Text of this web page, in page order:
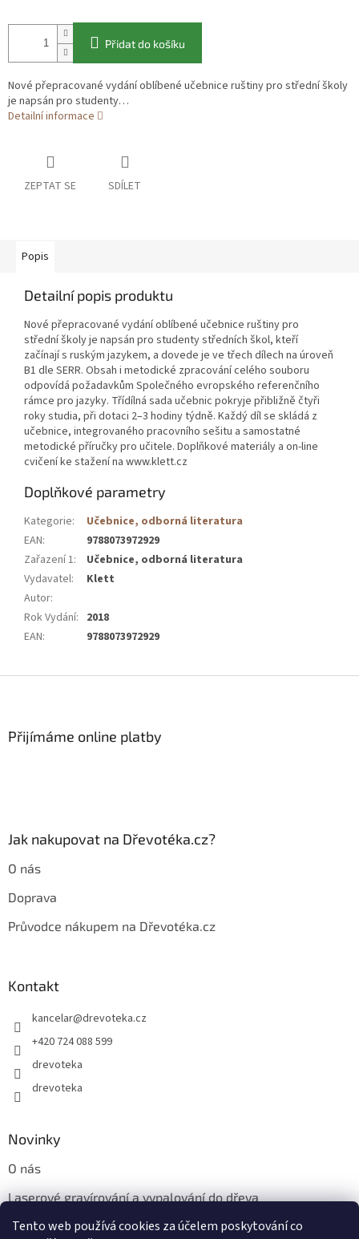
Tento web používá cookies za účelem poskytování co
Přidat do košíku
Nové přepracované vydání oblíbené učebnice ruštiny pro střední školy
je napsán pro studenty…
Detailní informace
ZEPTAT SE SDÍLET
Popis
Detailní popis produktu
Nové přepracované vydání oblíbené učebnice ruštiny pro
střední školy je napsán pro studenty středních škol, kteří
začínají s ruským jazykem, a dovede je ve třech dílech na úroveň
B1 dle SERR. Obsah i metodické zpracování celého souboru
odpovídá požadavkům Společného evropského referenčního
rámce pro jazyky. Třídílná sada učebnic pokryje přibližně čtyři
roky studia, při dotaci 2–3 hodiny týdně. Každý díl se skládá z
učebnice, integrovaného pracovního sešitu a samostatné
metodické příručky pro učitele. Doplňkové materiály a on-line
cvičení ke stažení na www.klett.cz
Doplňkové parametry
Kategorie:
Učebnice, odborná literatura
EAN:
9788073972929
Zařazení 1:
Učebnice, odborná literatura
Vydavatel:
Klett
Autor:
Rok Vydání: 2018
EAN: 9788073972929
Přijímáme online platby
Jak nakupovat na Dřevotéka.cz?
O nás
Doprava
Průvodce nákupem na Dřevotéka.cz
Kontakt
kancelar@drevoteka.cz
+420 724 088 599
drevoteka
drevoteka
Novinky
O nás
Laserové gravírování a vypalování do dřeva
Proč jíst z přírodních dřevěných talířů: Ekologická a Stylová